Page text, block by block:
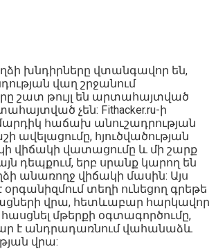
խնդիրները վտանգավոր են,
վաղ շրջանում
շատ թույլ են արտահայտված
չեն: Fithacker.ru-ի
հաճախ անուշադրության
ավելացումը, հյուծվածության
վիճակի վատացումը և մի շարք
դեպքում, երբ սրանք կարող են
անառողջ վիճակի մասին: Այս
օրգանիզմում տեղի ունեցող գրեթե
վրա, հետևաբար հարկավոր
մթերքի օգտագործումը,
է անդրադառնում վահանաձև
վրա: